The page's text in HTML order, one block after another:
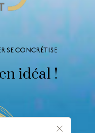
SE CONCRÉTISE
idéal !